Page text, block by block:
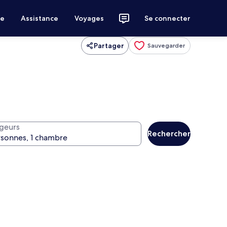
Assistance Voyages Se connecter
Partager Sauvegarder
Rechercher